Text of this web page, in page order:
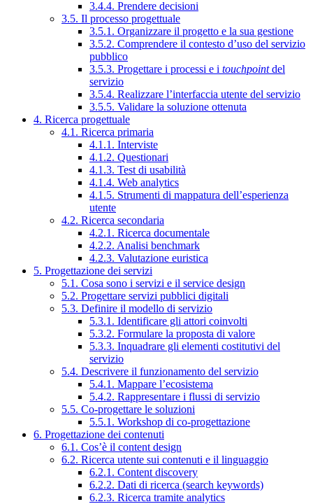
3.4.4. Prendere decisioni
3.5. Il processo progettuale
3.5.1. Organizzare il progetto e la sua gestione
3.5.2. Comprendere il contesto d’uso del servizio
pubblico
3.5.3. Progettare i processi e i touchpointdel
servizio
3.5.4. Realizzare l’interfaccia utente del servizio
3.5.5. Validare la soluzione ottenuta
4. Ricerca progettuale
4.1. Ricerca primaria
4.1.1. Interviste
4.1.2. Questionari
4.1.3. Test di usabilità
4.1.4. Web analytics
4.1.5. Strumenti di mappatura dell’esperienza
utente
4.2. Ricerca secondaria
4.2.1. Ricerca documentale
4.2.2. Analisi benchmark
4.2.3. Valutazione euristica
5. Progettazione dei servizi
5.1. Cosa sono i servizi e il service design
5.2. Progettare servizi pubblici digitali
5.3. Definire il modello di servizio
5.3.1. Identificare gli attori coinvolti
5.3.2. Formulare la proposta di valore
5.3.3. Inquadrare gli elementi costitutivi del
servizio
5.4. Descrivere il funzionamento del servizio
5.4.1. Mappare l’ecosistema
5.4.2. Rappresentare i flussi di servizio
5.5. Co-progettare le soluzioni
5.5.1. Workshop di co-progettazione
6. Progettazione dei contenuti
6.1. Cos’è il content design
6.2. Ricerca utente sui contenuti e il linguaggio
6.2.1. Content discovery
6.2.2. Dati di ricerca (search keywords)
6.2.3. Ricerca tramite analytics